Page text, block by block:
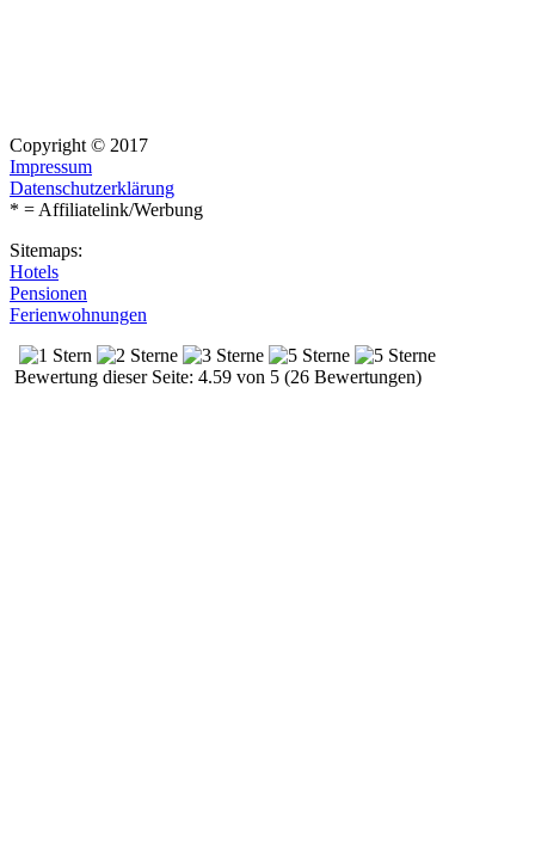
Copyright © 2017
Impressum
Datenschutzerklärung
* = Affiliatelink/Werbung
Sitemaps:
Hotels
Pensionen
Ferienwohnungen
Bewertung dieser Seite: 4.59 von 5 (26 Bewertungen)